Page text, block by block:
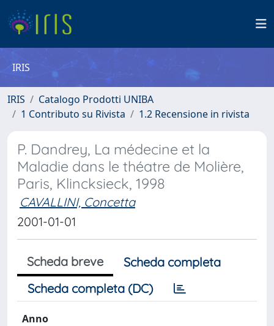
IRIS
IRIS
Catalogo Prodotti UNIBA
1 Contributo su Rivista
1.2 Recensione in rivista
P. Dandrey, La médecine et la
Maladie dans le théatre de Molière,
Paris, Klincksieck, 1998
CAVALLINI, Concetta
2001-01-01
Scheda breve
Scheda completa
Scheda completa (DC)
Anno